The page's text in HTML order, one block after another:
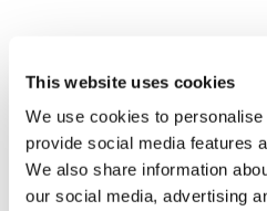
This website uses cookies
We use cookies to
provide social media features
We also share information
our social media, advertising
Salone del